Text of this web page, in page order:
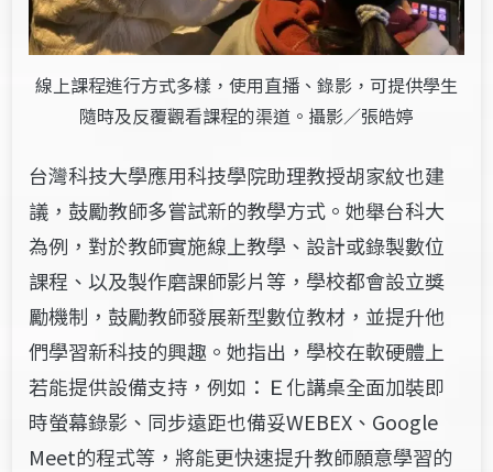
線上課程進行方式多樣，使用直播、錄影，可提供學生
隨時及反覆觀看課程的渠道。攝影／張皓婷
台灣科技大學應用科技學院助理教授胡家紋也建
議，鼓勵教師多嘗試新的教學方式。她舉台科大
為例，對於教師實施線上教學、設計或錄製數位
課程、以及製作磨課師影片等，學校都會設立獎
勵機制，鼓勵教師發展新型數位教材，並提升他
們學習新科技的興趣。她指出，學校在軟硬體上
若能提供設備支持，例如：Ｅ化講桌全面加裝即
時螢幕錄影、同步遠距也備妥WEBEX、Google
Meet的程式等，將能更快速提升教師願意學習的